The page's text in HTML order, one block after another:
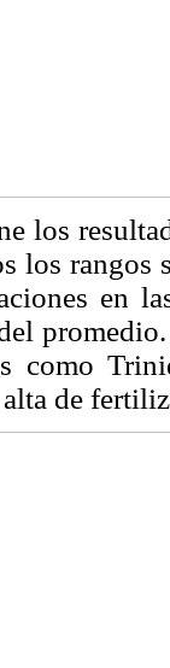
los
los rangos
en
como
de